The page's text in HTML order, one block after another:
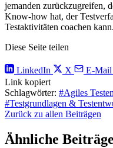
jemanden zurückzugreifen,
Know-how hat, der
Testaktivitäten coachen kann.
Diese Seite teilen
LinkedIn X E-Mail
Link kopiert
Schlagwörter: #Agiles
#Testgrundlagen &
Zurück zu allen Beiträgen
Ähnliche Beiträge